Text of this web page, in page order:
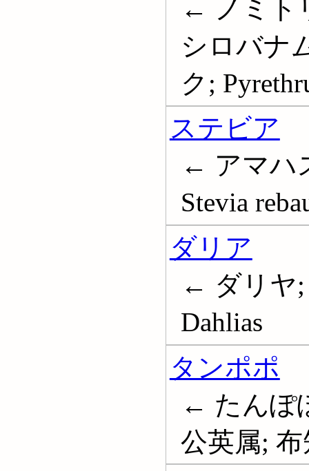
← ノミト
シロバナ
ク;
ステビア
← アマハ
Stevia
ダリア
← ダリヤ;
Dahlias
タンポポ
← たんぽ
公英属; 布